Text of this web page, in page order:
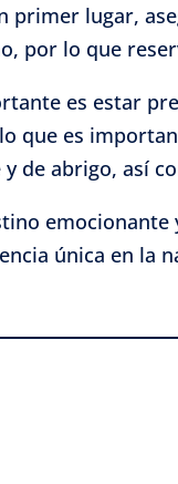
primer lugar,
por lo que
es estar
que es
de abrigo, así
única en la